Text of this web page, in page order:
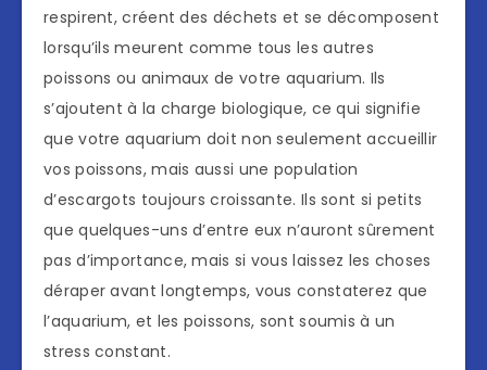
respirent, créent des déchets et se décomposent
lorsqu’ils meurent comme tous les autres
poissons ou animaux de votre aquarium. Ils
s’ajoutent à la charge biologique, ce qui signifie
que votre aquarium doit non seulement accueillir
vos poissons, mais aussi une population
d’escargots toujours croissante. Ils sont si petits
que quelques-uns d’entre eux n’auront sûrement
pas d’importance, mais si vous laissez les choses
déraper avant longtemps, vous constaterez que
l’aquarium, et les poissons, sont soumis à un
stress constant.